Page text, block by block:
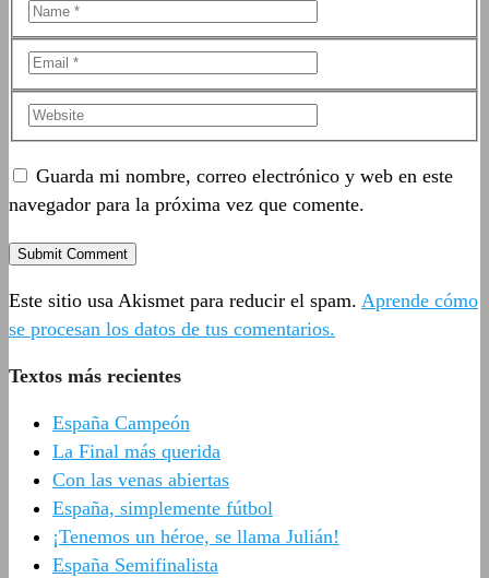
Guarda mi nombre, correo electrónico y web en este
navegador para la próxima vez que comente.
Este sitio usa Akismet para reducir el spam. Aprende cómo
se procesan los datos de tus comentarios.
Textos más recientes
España Campeón
La Final más querida
Con las venas abiertas
España, simplemente fútbol
¡Tenemos un héroe, se llama Julián!
España Semifinalista